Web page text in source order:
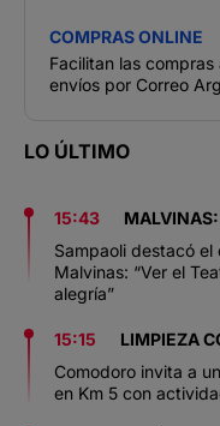
COMPRAS ONLINE
Facilitan las
envíos por Correo
LO ÚLTIMO
15:43
Sampaoli destacó
Malvinas: “Ver el
alegría”
15:15
LIMPIEZA
Comodoro invita a
en Km 5 con